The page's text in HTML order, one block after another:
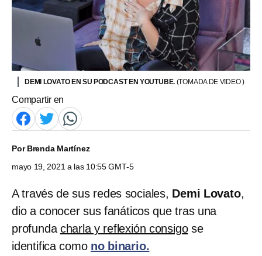
DEMI LOVATO EN SU PODCAST EN YOUTUBE. (TOMADA DE VIDEO )
Compartir en
PorBrenda Martínez
mayo 19, 2021 a las 10:55 GMT-5
A través de sus redes sociales, Demi Lovato,
dio a conocer sus fanáticos que tras una
profunda charla y reflexión consigose
identifica como no binario.